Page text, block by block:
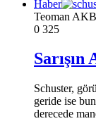
Haber
Teoman
0 325
Sarışın
Schuster,
geride ise
derecede